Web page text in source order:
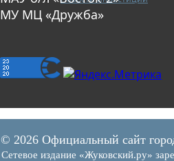
МУ МЦ «Дружба»
© 2026 Официальный сайт
Сетевое издание «Жуковский.ру»